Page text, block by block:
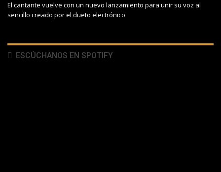
El cantante vuelve con un nuevo lanzamiento para unir su voz al
sencillo creado por el dueto electrónico
ESCÚCHANOS EN SPOTIFY